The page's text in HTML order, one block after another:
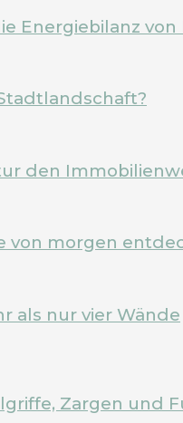
Energiebilanz von
den
von morgen
als nur vier Wände
Zargen und